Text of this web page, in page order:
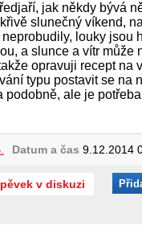
jak někdy bývá
slunečný víkend,
louky jsou
a slunce a vítr může
opravuji recept na
typu postavit se na
podobně, ale je
Datum a čas 9.12.2014
v diskuzi